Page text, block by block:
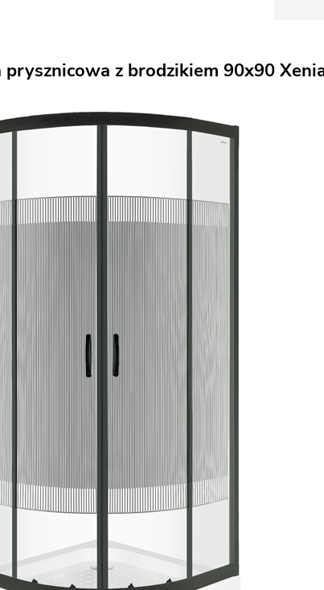
z brodzikiem 90x90